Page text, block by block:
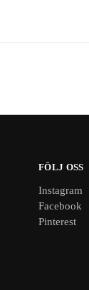
FÖLJ OSS
Instagram
Facebook
Pinterest